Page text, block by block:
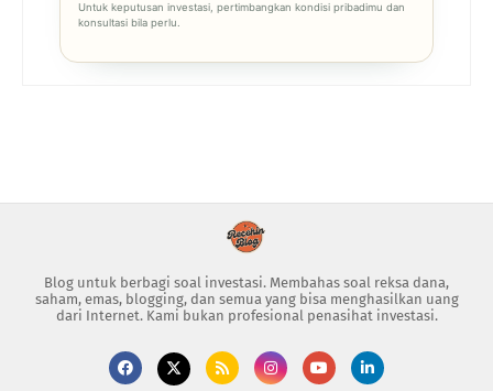
Untuk keputusan investasi, pertimbangkan kondisi pribadimu dan
konsultasi bila perlu.
Blog untuk berbagi soal investasi. Membahas soal reksa dana,
saham, emas, blogging, dan semua yang bisa menghasilkan uang
dari Internet. Kami bukan profesional penasihat investasi.